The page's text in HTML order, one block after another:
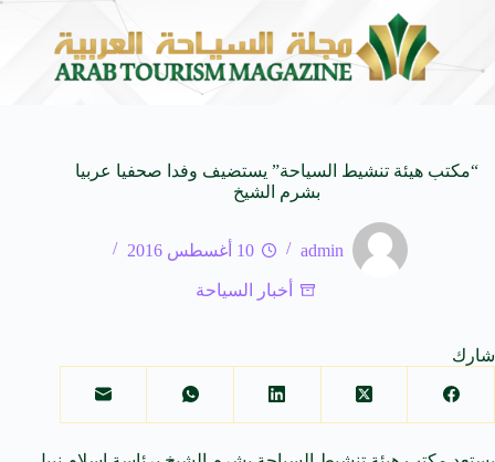
كيفنا.. في كل وجهة سحر خاص* 8 أغسطس 2026 افتتاح اكبر صالة
“مكتب هيئة تنشيط السياحة” يستضيف وفدا صحفيا عربيا
بشرم الشيخ
admin 10 أغسطس 2016
أخبار السياحة
شارك